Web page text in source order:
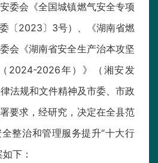
委会《全国城镇燃气安全专项
〔2023〕3号）、《湖南省燃
会《湖南省安全生产治本攻坚
2024-2026年）》（湘安发
法规和文件精神及市委、市政
要求，经研究，决定在全县范
整治和管理服务提升“十大行
下：